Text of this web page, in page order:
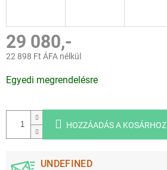
29 080,-
22 898 Ft ÁFA nélkül
Egyedi megrendelésre
HOZZÁADÁS A KOSÁRHOZ
UNDEFINED